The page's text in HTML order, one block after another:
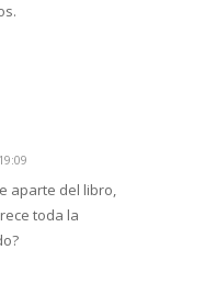
aparte del libro,
toda la